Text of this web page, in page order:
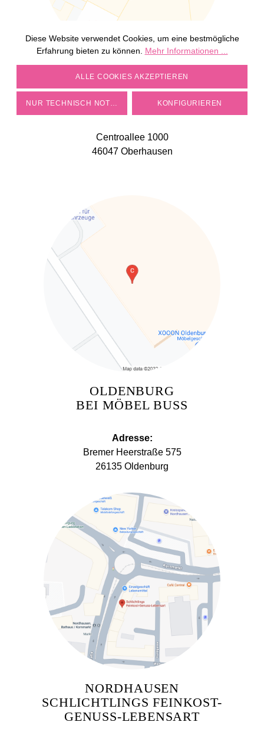
BEI LEONARDO IM CENTRO IN
OBERHAUSEN
Centroallee 1000
46047 Oberhausen
OLDENBURG
BEI MÖBEL BUSS
Adresse:
Bremer Heerstraße 575
26135 Oldenburg
NORDHAUSEN
SCHLICHTLINGS FEINKOST-
GENUSS-LEBENSART
Diese Website verwendet Cookies, um eine bestmögliche
Erfahrung bieten zu können. Mehr Informationen ...
COOKIE-EINSTELLUNGEN
ALLE COOKIES AKZEPTIEREN
NUR TECHNISCH NOTWENDIGE KONFIGURIEREN